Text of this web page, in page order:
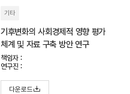
기타
기후변화의 사회경제적 영향 평가
체계 및 자료 구축 방안 연구
책임자 :
연구진 :
다운로드